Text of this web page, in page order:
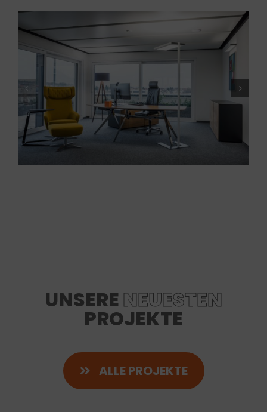
UNSERE NEUESTEN
PROJEKTE
ALLE PROJEKTE